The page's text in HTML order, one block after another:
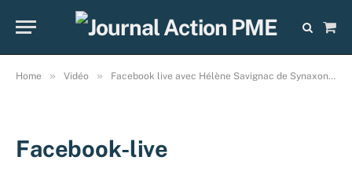
Cart
Home » Vidéo » Facebook live avec Hélène Savignac de Synaxon Expansion.
Facebook-live